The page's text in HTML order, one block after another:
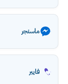
ماسنجر
فايبر